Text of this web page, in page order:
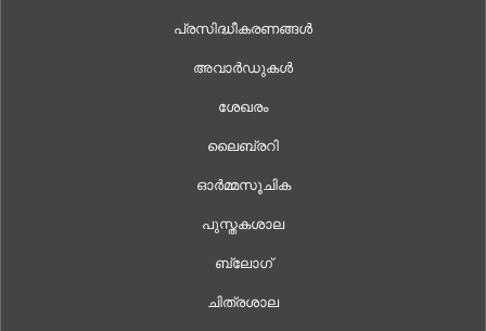
പ്രസിദ്ധീകരണങ്ങൾ
അവാർഡുകൾ
ശേഖരം
ലൈബ്രറി
ഓർമ്മസൂചിക
പുസ്തകശാല
ബ്ലോഗ്
ചിത്രശാല